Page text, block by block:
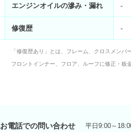
エンジンオイルの滲み・漏れ -
修復歴 -
「修復歴あり」とは、フレーム、クロスメンバ
フロントインナー、フロア、ルーフに修正・板
お電話での問い合わせ 平日9:00～